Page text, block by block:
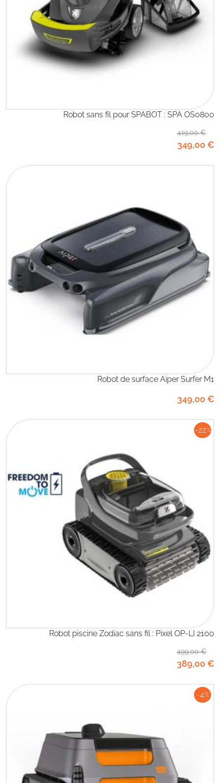
Robot sans fil pour SPABOT : SPA OS0800
419,00€
349,00 €
Robot de surface Aiper Surfer M1
349,00 €
Robot piscine Zodiac sans fil : Pixel OP-LI 2100
499,00€
389,00 €
-22%
-4%